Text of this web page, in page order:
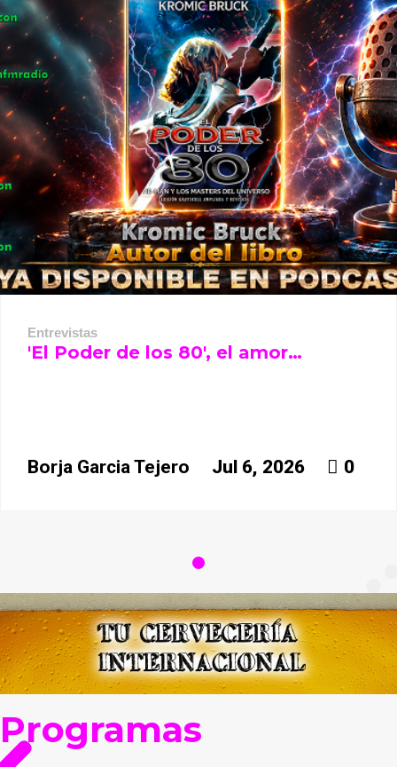
Entrevistas
'El Poder de los 80', el amor…
Borja Garcia Tejero Jul 6, 2026 0
Programas